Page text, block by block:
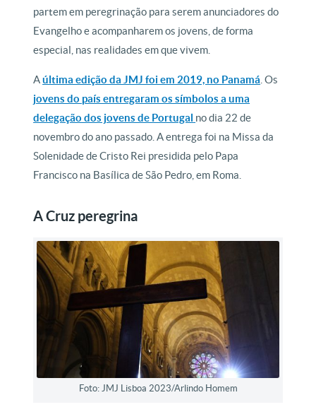
partem em peregrinação para serem anunciadores do
Evangelho e acompanharem os jovens, de forma
especial, nas realidades em que vivem.
Aúltima edição da JMJ foi em 2019, no Panamá . Os
jovens do país entregaram os símbolos a uma
delegação dos jovens de Portugal no dia 22 de
novembro do ano passado. A entrega foi na Missa da
Solenidade de Cristo Rei presidida pelo Papa
Francisco na Basílica de São Pedro, em Roma.
A Cruz peregrina
Foto: JMJ Lisboa 2023/Arlindo Homem